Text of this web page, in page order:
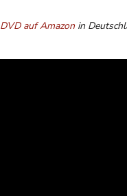
DVD auf Amazonin